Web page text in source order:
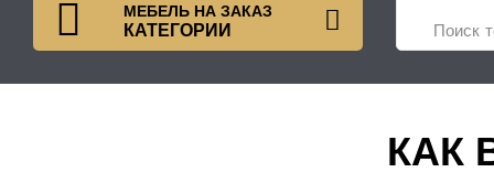
МЕБЕЛЬ НА ЗАКАЗ
КАТЕГОРИИ
КАК